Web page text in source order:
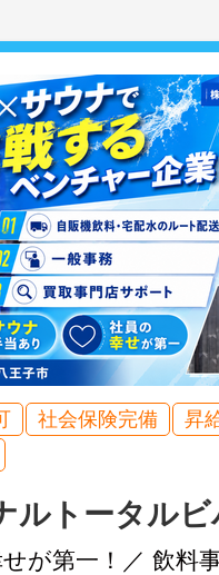
社会保険完備
昇
ルトータル
が第一！／ 飲料